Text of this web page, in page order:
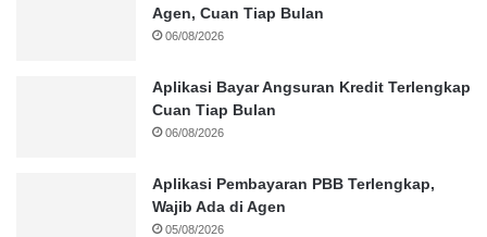
Agen, Cuan Tiap Bulan
06/08/2026
Aplikasi Bayar Angsuran Kredit Terlengkap
Cuan Tiap Bulan
06/08/2026
Aplikasi Pembayaran PBB Terlengkap,
Wajib Ada di Agen
05/08/2026